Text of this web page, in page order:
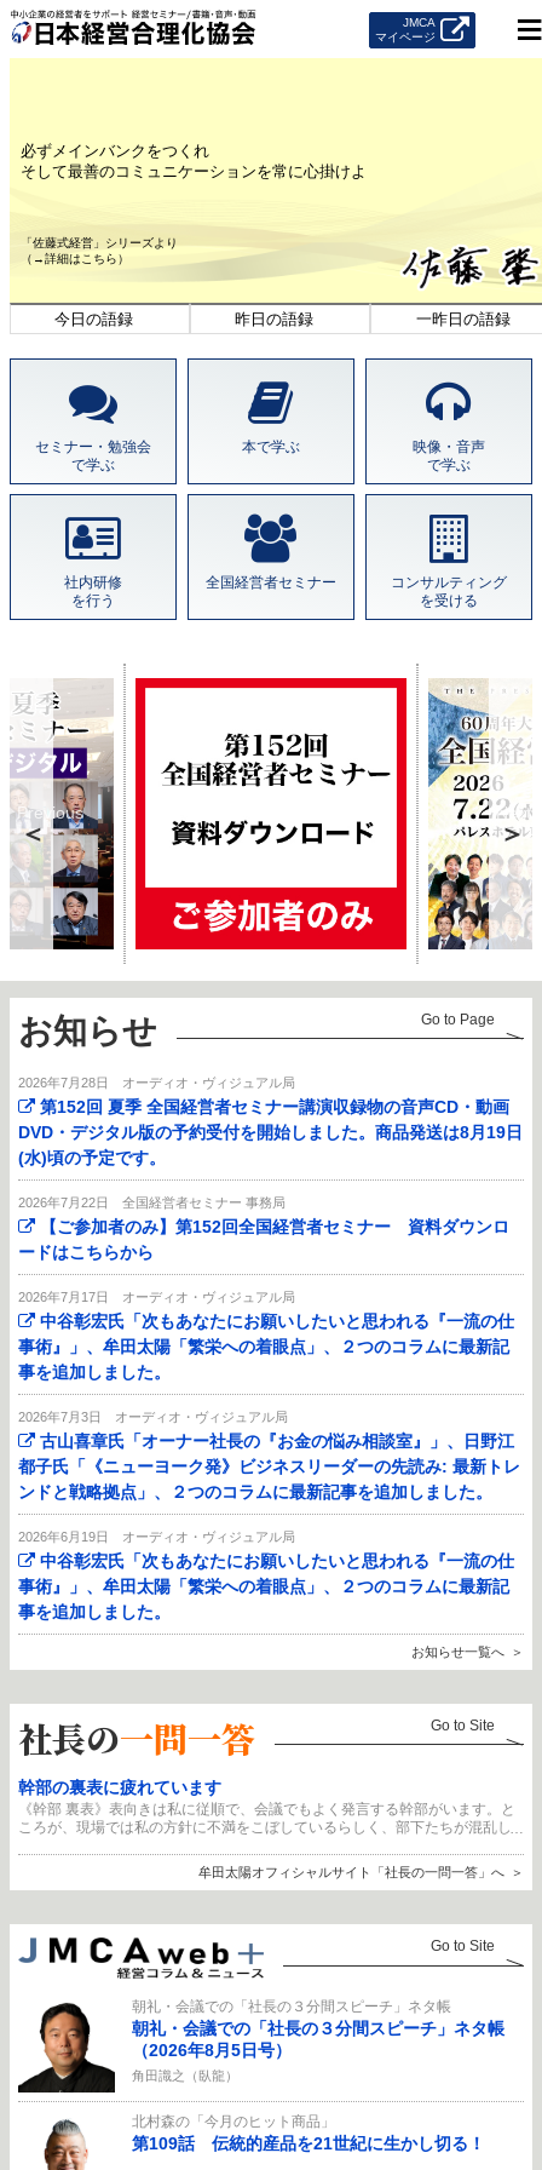
≡
JMCA
マイページ
必ずメインバンクをつくれ
そして最善のコミュニケーションを常に心掛けよ
「佐藤式経営」シリーズより
（→詳細はこちら）
1 2 3
セミナー・勉強会
で学ぶ
本で学ぶ
映像・音声
で学ぶ
社内研修
を行う
全国経営者セミナー
コンサルティング
を受ける
Previous Next
お知らせ Go to Page
2026年7月28日 オーディオ・ヴィジュアル局
第152回 夏季 全国経営者セミナー講演収録物の音声CD・動画
DVD・デジタル版の予約受付を開始しました。商品発送は8月19日
(水)頃の予定です。
2026年7月22日 全国経営者セミナー 事務局
【ご参加者のみ】第152回全国経営者セミナー 資料ダウンロ
ードはこちらから
2026年7月17日 オーディオ・ヴィジュアル局
中谷彰宏氏「次もあなたにお願いしたいと思われる『一流の仕
事術』」、牟田太陽「繁栄への着眼点」、２つのコラムに最新記
事を追加しました。
2026年7月3日 オーディオ・ヴィジュアル局
古山喜章氏「オーナー社長の『お金の悩み相談室』」、日野江
都子氏「《ニューヨーク発》ビジネスリーダーの先読み: 最新トレ
ンドと戦略拠点」、２つのコラムに最新記事を追加しました。
2026年6月19日 オーディオ・ヴィジュアル局
中谷彰宏氏「次もあなたにお願いしたいと思われる『一流の仕
事術』」、牟田太陽「繁栄への着眼点」、２つのコラムに最新記
事を追加しました。
お知らせ一覧へ
社長の一問一答 Go to Site
幹部の裏表に疲れています
《幹部 裏表》表向きは私に従順で、会議でもよく発言する幹部がいます。と
ころが、現場では私の方針に不満をこぼしているらしく、部下たちが混乱し
るので辞めさせるわけにもいきません。こうした“腹の読めない幹部”と、どう
向き合えばよいのでしょうか。
牟田太陽オフィシャルサイト「社長の一問一答」へ
Go to Site
朝礼・会議での「社長の３分間スピーチ」ネタ帳
朝礼・会議での「社長の３分間スピーチ」ネタ帳
（2026年8月5日号）
角田識之（臥龍）
北村森の「今月のヒット商品」
第109話 伝統的産品を21世紀に生かし切る！